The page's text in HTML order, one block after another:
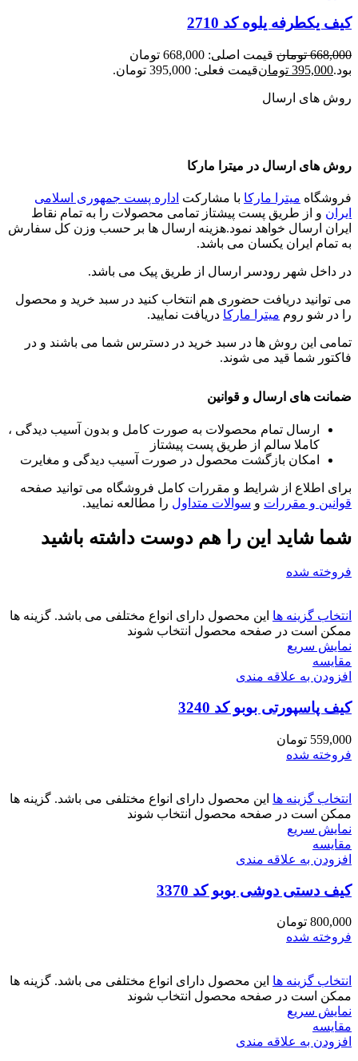
کیف یکطرفه یلوه کد 2710
668,000 تومان
قیمت اصلی: 668,000 تومان
بود.395,000 تومانقیمت فعلی: 395,000 تومان.
روش های ارسال
روش های ارسال در میترا مارکا
فروشگاه میترا مارکا با مشارکت اداره پست جمهوری اسلامی
ایران و از طریق پست پیشتاز تمامی محصولات را به تمام نقاط
ایران ارسال خواهد نمود.هزینه ارسال ها بر حسب وزن کل سفارش
به تمام ایران یکسان می باشد.
در داخل شهر رودسر ارسال از طریق پیک می باشد.
می توانید دریافت حضوری هم انتخاب کنید در سبد خرید و محصول
را در شو روم میترا مارکا دریافت نمایید.
تمامی این روش ها در سبد خرید در دسترس شما می باشند و در
فاکتور شما قید می شوند.
ضمانت های ارسال و قوانین
ارسال تمام محصولات به صورت کامل و بدون آسیب دیدگی ،
کاملا سالم از طریق پست پیشتاز
امکان بازگشت محصول در صورت آسیب دیدگی و مغایرت
برای اطلاع از شرایط و مقررات کامل فروشگاه می توانید صفحه
قوانین و مقررات و سوالات متداول را مطالعه نمایید.
شما شاید این را هم دوست داشته باشید
فروخته شده
انتخاب گزینه ها این محصول دارای انواع مختلفی می باشد. گزینه ها
ممکن است در صفحه محصول انتخاب شوند
نمایش سریع
مقايسه
افزودن به علاقه مندی
کیف پاسپورتی بوبو کد 3240
559,000 تومان
فروخته شده
انتخاب گزینه ها این محصول دارای انواع مختلفی می باشد. گزینه ها
ممکن است در صفحه محصول انتخاب شوند
نمایش سریع
مقايسه
افزودن به علاقه مندی
کیف دستی دوشی بوبو کد 3370
800,000 تومان
فروخته شده
انتخاب گزینه ها این محصول دارای انواع مختلفی می باشد. گزینه ها
ممکن است در صفحه محصول انتخاب شوند
نمایش سریع
مقايسه
افزودن به علاقه مندی